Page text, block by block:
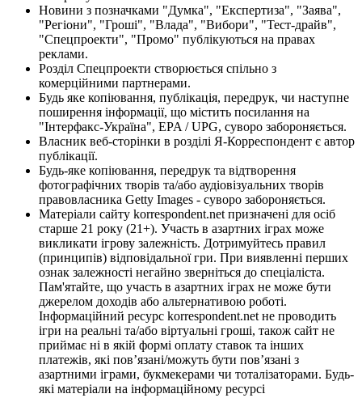
Новини з позначками "Думка", "Експертиза", "Заява",
"Регіони", "Гроші", "Влада", "Вибори", "Тест-драйв",
"Спецпроекти", "Промо" публікуються на правах
реклами.
Розділ Спецпроекти створюється спільно з
комерційними партнерами.
Будь яке копіювання, публікація, передрук, чи наступне
поширення інформації, що містить посилання на
"Інтерфакс-Україна", EPA / UPG, суворо забороняється.
Власник веб-сторінки в розділі Я-Корреспондент є автор
публікації.
Будь-яке копіювання, передрук та відтворення
фотографічних творів та/або аудіовізуальних творів
правовласника Getty Images - суворо забороняється.
Матеріали сайту korrespondent.net призначені для осіб
старше 21 року (21+). Участь в азартних іграх може
викликати ігрову залежність. Дотримуйтесь правил
(принципів) відповідальної гри. При виявленні перших
ознак залежності негайно зверніться до спеціаліста.
Пам'ятайте, що участь в азартних іграх не може бути
джерелом доходів або альтернативою роботі.
Інформаційний ресурс korrespondent.net не проводить
ігри на реальні та/або віртуальні гроші, також сайт не
приймає ні в якій формі оплату ставок та інших
платежів, які пов’язані/можуть бути пов’язані з
азартними іграми, букмекерами чи тоталізаторами. Будь-
які матеріали на інформаційному ресурсі